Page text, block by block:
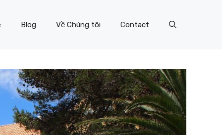
Blog Về Chúng tôi Contact